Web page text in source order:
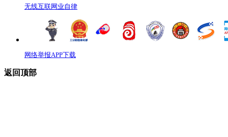
无线互联网业自律
网络举报APP下载
返回顶部